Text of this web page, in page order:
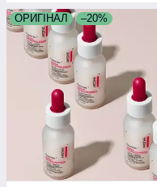
ОРИГІНАЛ –20%